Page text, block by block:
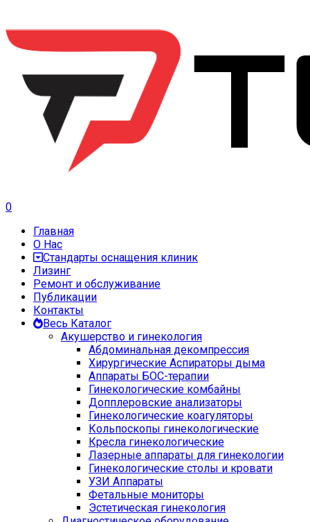
0
Главная
О Нас
Стандарты оснащения клиник
Лизинг
Ремонт и обслуживание
Публикации
Контакты
Весь Каталог
Акушерство и гинекология
Абдоминальная декомпрессия
Хирургические Аспираторы дыма
Аппараты БОС-терапии
Гинекологические комбайны
Допплеровские анализаторы
Гинекологические коагуляторы
Кольпоскопы гинекологические
Кресла гинекологические
Лазерные аппараты для гинекологии
Гинекологические столы и кровати
УЗИ Аппараты
Фетальные мониторы
Эстетическая гинекология